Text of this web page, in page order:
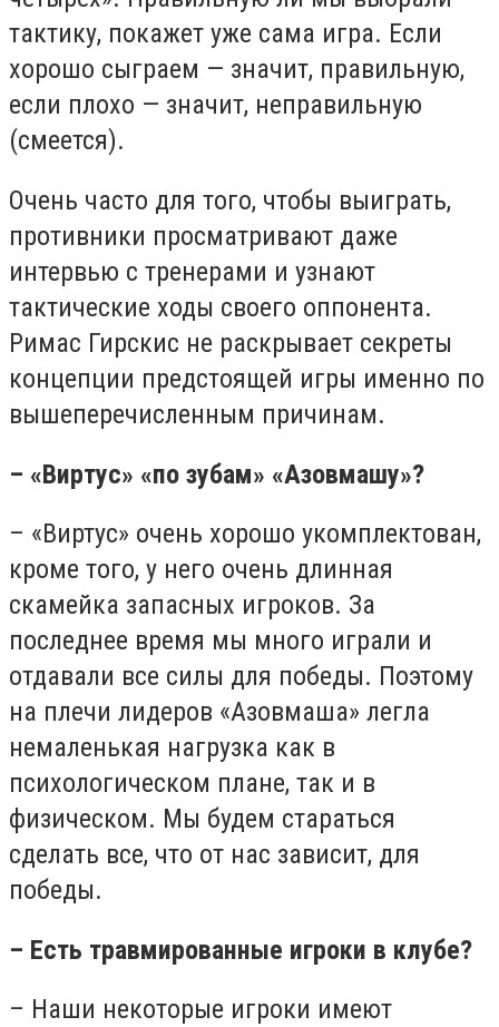
тактику, покажет уже сама игра. Если
хорошо сыграем — значит, правильную,
если плохо — значит, неправильную
(смеется).
Очень часто для того, чтобы выиграть,
противники просматривают даже
интервью с тренерами и узнают
тактические ходы своего оппонента.
Римас Гирскис не раскрывает секреты
концепции предстоящей игры именно по
вышеперечисленным причинам.
– «Виртус» «по зубам» «Азовмашу»?
– «Виртус» очень хорошо укомплектован,
кроме того, у него очень длинная
скамейка запасных игроков. За
последнее время мы много играли и
отдавали все силы для победы. Поэтому
на плечи лидеров «Азовмаша» легла
немаленькая нагрузка как в
психологическом плане, так и в
физическом. Мы будем стараться
сделать все, что от нас зависит, для
победы.
– Есть травмированные игроки в клубе?
– Наши некоторые игроки имеют